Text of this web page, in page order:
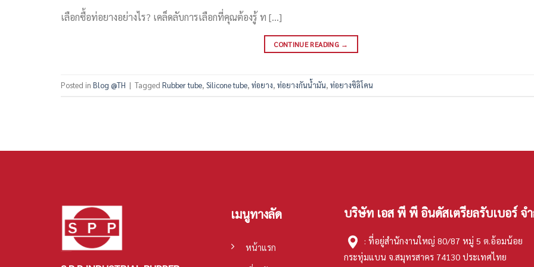
เลือกซื้อท่อยางอย่างไร? เคล็ดลับการเลือกที่คุณต้องรู้ ท […]
CONTINUE READING →
Posted in Blog @TH | Tagged Rubber tube, Silicone tube, ท่อยาง, ท่อยางกันน้ำมัน, ท่อยางซิลิโคน
เมนูทางลัด
หน้าแรก
บริษัท เอส พี พี อินดัสเตรียลรับเบอร์ จ
: ที่อยู่สำนักงานใหญ่ 80/87 หมู่ 5 ต.อ้อมน้อย
กระทุ่มแบน จ.สมุทรสาคร 74130 ประเทศไทย